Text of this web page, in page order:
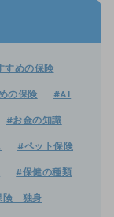
すめの保険
の保険 #AI
#お金の知識
#ペット保険
#保健の種類
険 独身